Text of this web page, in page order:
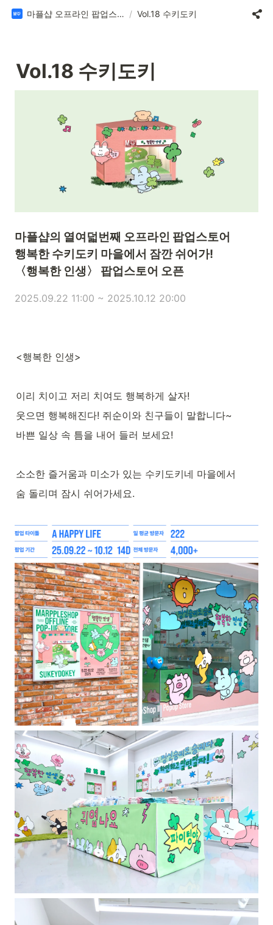
마플샵 오프라인 팝업스토어 / Vol.18 수키도키
Vol.18 수키도키
마플샵의 열여덟번째 오프라인 팝업스토어
행복한 수키도키 마을에서 잠깐 쉬어가!
〈행복한 인생〉 팝업스토어 오픈
2025.09.22 11:00 ~ 2025.10.12 20:00
<행복한 인생>
이리 치이고 저리 치여도 행복하게 살자!
웃으면 행복해진다! 쥐순이와 친구들이 말합니다~
바쁜 일상 속 틈을 내어 들러 보세요!
소소한 즐거움과 미소가 있는 수키도키네 마을에서
숨 돌리며 잠시 쉬어가세요.